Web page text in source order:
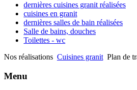
dernières cuisines granit réalisées
cuisines en granit
dernières salles de bain réalisées
Salle de bains, douches
Toilettes - wc
Nos réalisations Cuisines granit Plan de
Menu